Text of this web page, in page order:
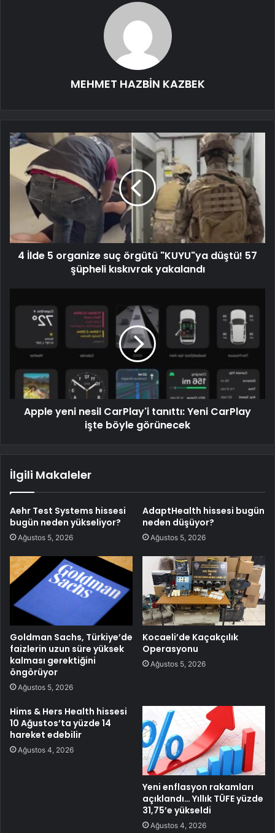
MEHMET HAZBİN KAZBEK
4 İlde 5 organize suç örgütü "KUYU"ya düştü! 57
şüpheli kıskıvrak yakalandı
Apple yeni nesil CarPlay'i tanıttı: Yeni CarPlay
işte böyle görünecek
İlgili Makaleler
Aehr Test Systems hissesi
bugün neden yükseliyor?
Ağustos 5, 2026
AdaptHealth hissesi bugün
neden düşüyor?
Ağustos 5, 2026
Goldman Sachs, Türkiye’de
faizlerin uzun süre yüksek
kalması gerektiğini
öngörüyor
Ağustos 5, 2026
Kocaeli’de Kaçakçılık
Operasyonu
Ağustos 5, 2026
Hims & Hers Health hissesi
10 Ağustos’ta yüzde 14
hareket edebilir
Ağustos 4, 2026
Yeni enflasyon rakamları
açıklandı… Yıllık TÜFE yüzde
31,75’e yükseldi
Ağustos 4, 2026